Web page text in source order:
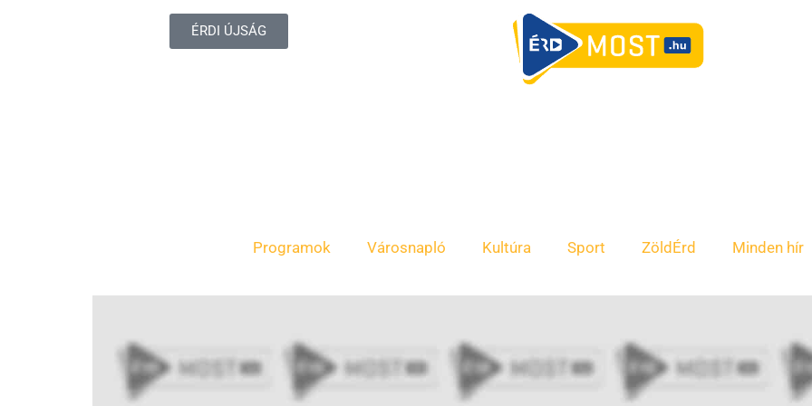
ÉRDI ÚJSÁG
Programok Városnapló Kultúra Sport ZöldÉrd Minden hír